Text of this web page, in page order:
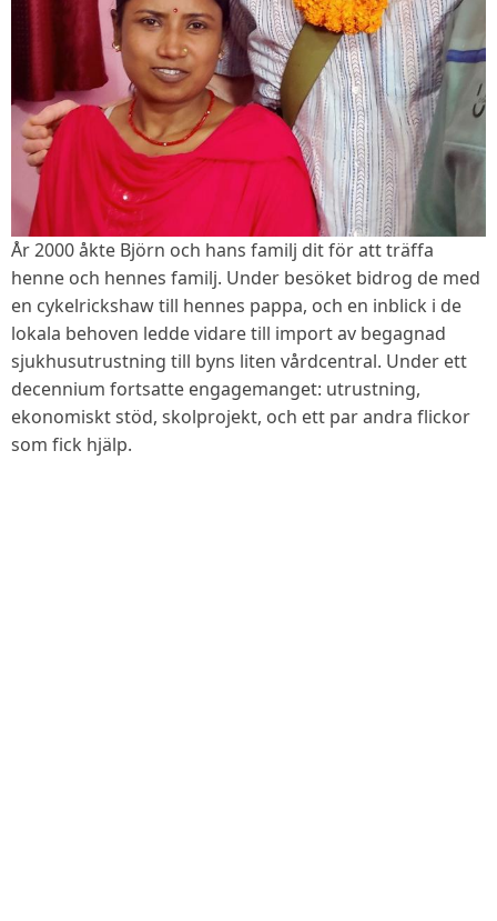
År 2000 åkte Björn och hans familj dit för att träffa
henne och hennes familj. Under besöket bidrog de med
en cykelrickshaw till hennes pappa, och en inblick i de
lokala behoven ledde vidare till import av begagnad
sjukhusutrustning till byns liten vårdcentral. Under ett
decennium fortsatte engagemanget: utrustning,
ekonomiskt stöd, skolprojekt, och ett par andra flickor
som fick hjälp.